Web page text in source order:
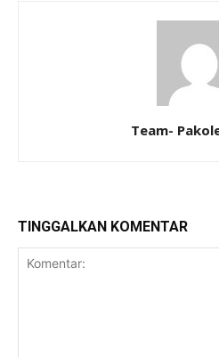
Team-
TINGGALKAN KOMENTAR